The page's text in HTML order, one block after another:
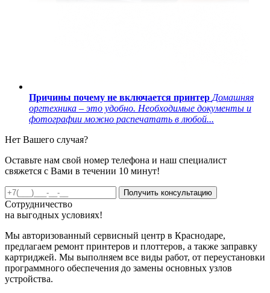
Причины почему не включается принтер Домашняя
оргтехника – это удобно. Необходимые документы и
фотографии можно распечатать в любой...
Нет Вашего случая?
Оставьте нам свой номер телефона и наш специалист
свяжется с Вами в течении 10 минут!
Получить консультацию
Сотрудничество
на выгодных условиях!
Мы авторизованный сервисный центр в Краснодаре,
предлагаем ремонт принтеров и плоттеров, а также заправку
картриджей. Мы выполняем все виды работ, от переустановки
программного обеспечения до замены основных узлов
устройства.